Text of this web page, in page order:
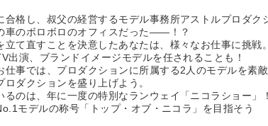
合格し、叔父の経営するモデル事務所アストルプロダク
車のボロボロのオフィスだった――！？
立て直すことを決意したあなたは、様々なお仕事に挑戦。
出演、ブランドイメージモデルを任されることも！
仕事では、プロダクションに所属する2人のモデルを素
ダクションを盛り上げよう。
るのは、年に一度の特別なランウェイ「ニコラショー」！
モデルの称号「トップ・オブ・ニコラ」を目指そう